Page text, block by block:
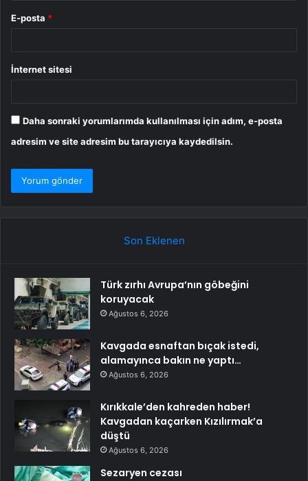
E-posta *
İnternet sitesi
Daha sonraki yorumlarımda kullanılması için adım, e-posta
adresim ve site adresim bu tarayıcıya kaydedilsin.
Son Eklenen
Türk zırhı Avrupa’nın göbeğini
koruyacak
Ağustos 6, 2026
Kavgada esnaftan bıçak istedi,
alamayınca bakın ne yaptı…
Ağustos 6, 2026
Kırıkkale’den kahreden haber!
Kavgadan kaçarken Kızılırmak’a
düştü
Ağustos 6, 2026
Sezaryen cezası